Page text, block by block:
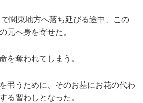
関東地方へ落ち延びる途中、この
元へ身を寄せた。
を奪われてしまう。
弔うために、そのお墓にお花の代わ
る習わしとなった。